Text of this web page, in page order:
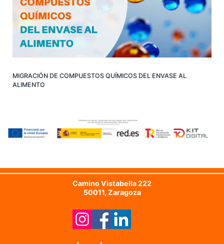
MIGRACIÓN DE COMPUESTOS QUÍMICOS DEL ENVASE AL
ALIMENTO
Camino Vistabella 222
50011, Zaragoza